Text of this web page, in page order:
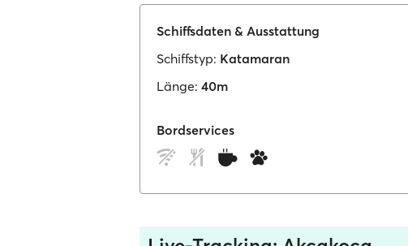
Schiffsdaten & Ausstattung
Schiffstyp: Katamaran
Länge: 40m
Bordservices